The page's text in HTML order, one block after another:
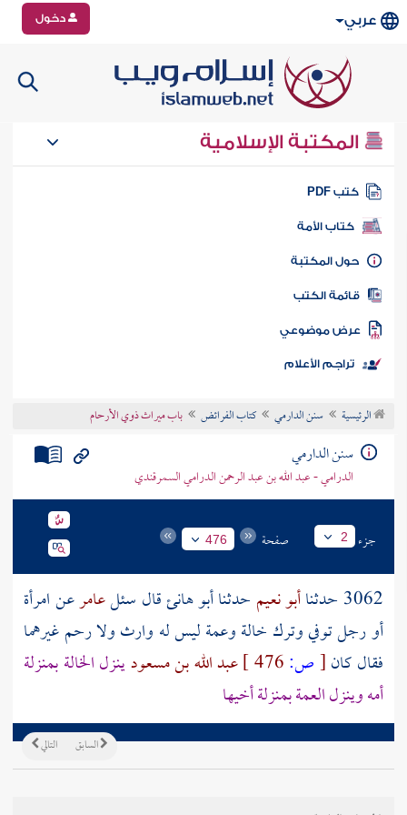
عربي دخول
المكتبة الإسلامية
كتب PDF
كتاب الأمة
المكتبة
الكتب
موضوعي
تراجم الأعلام
الرئيسية سنن الدارمي كتاب الفرائض باب ميراث ذوي الأرحام
سنن الدارمي
الدرامي - عبد الله بن عبد الرحمن الدرامي السمرقندي
جزء 2 صفحة 476
3062 حدثنا أبو نعيم حدثناأبو هانئقال سئلعامرعن امرأة
أو رجل توفي وترك خالة وعمة ليس له وارث ولا رحم غيرهما
فقال كان[ص: عبد الله بن مسعودينزل الخالة بمنزلة
أمه وينزل العمة بمنزلة أخيها
التالي السابق